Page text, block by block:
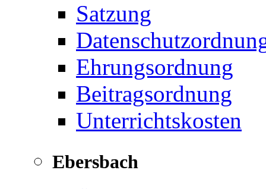
Satzung
Ehrungsordnung
Beitragsordnung
Unterrichtskosten
Ebersbach